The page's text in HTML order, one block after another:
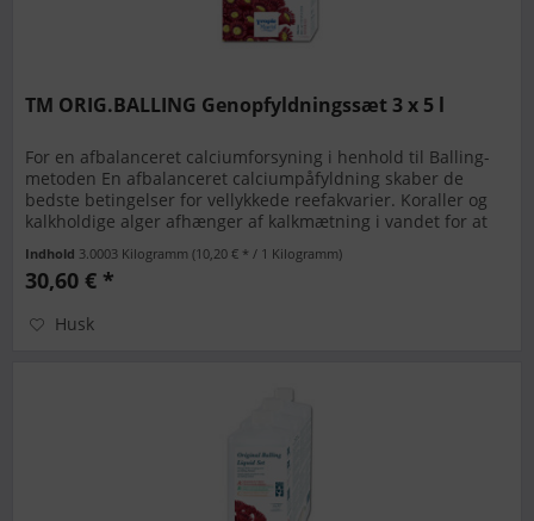
TM ORIG.BALLING Genopfyldningssæt 3 x 5 l
For en afbalanceret calciumforsyning i henhold til Balling-
metoden En afbalanceret calciumpåfyldning skaber de
bedste betingelser for vellykkede reefakvarier. Koraller og
kalkholdige alger afhænger af kalkmætning i vandet for at
Indhold 3.0003 Kilogramm(10,20 € * / 1 Kilogramm)
30,60 € *
Husk